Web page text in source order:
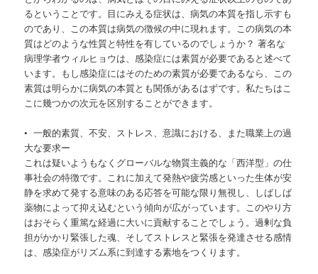
るということです。目にみえる症状は、病気の本質を指し示すも
のであり、この本質は病気の徴候の中に現れます。この病気の本
質はどのような性質と特性を有しているのでしょうか？ 著名な
病理学者ウィルヒョウは、感染症には素質が必要であると述べて
います。もし感染症にはそのための素質が必要であるなら、この
素質は明らかに病気の本質とも関係があるはずです。私たちはこ
こに幾つかの次元を区別することができます。
• 一般的素質、不安、ストレス、意識における、また職業上の過
大な要求ー
これは疑いようもなくグローバルな物質主義的な「西洋型」の仕
事社会の特徴です。これに加えて発熱や疲労感といった生体が安
静を求めて発する意味のある応答を可能な限り無視し、しばしば
薬物によって抑え込むという傾向が広がっています。このやり方
はおそらく重篤な経過に大いに貢献することでしょう。過剰な負
担がかかり緊張した魂、そしてストレスと緊張を発達させる感情
は、感染症がリズム系に到達する素地をつくります。